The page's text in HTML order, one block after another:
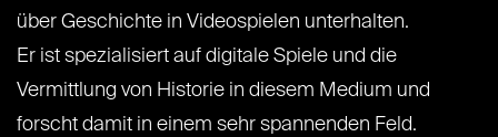
über Geschichte in Videospielen unterhalten.
Er ist spezialisiert auf digitale Spiele und die
Vermittlung von Historie in diesem Medium und
forscht damit in einem sehr spannenden Feld.